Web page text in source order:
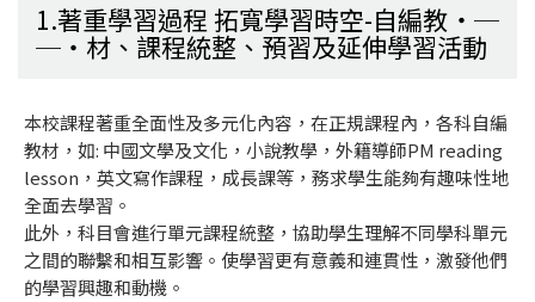
1.著重學習過程 拓寬學習時空-自編教
材、課程統整、預習及延伸學習活動
本校課程著重全面性及多元化內容，在正規課程內，各科自編
教材，如: 中國文學及文化，小說教學，外籍導師PM reading
lesson，英文寫作課程，成長課等，務求學生能夠有趣味性地
全面去學習。
此外，科目會進行單元課程統整，協助學生理解不同學科單元
之間的聯繫和相互影響。使學習更有意義和連貫性，激發他們
的學習興趣和動機。